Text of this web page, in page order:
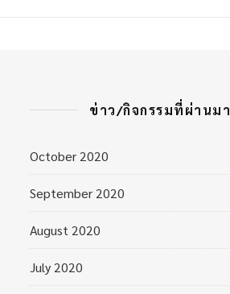
ข่าว/กิจกรรมที่ผ่านมา
October 2020
September 2020
August 2020
July 2020